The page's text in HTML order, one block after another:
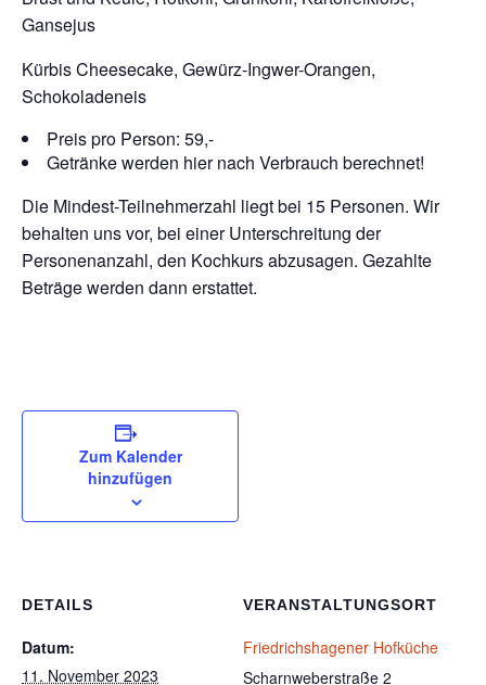
Gansejus
Kürbis Cheesecake, Gewürz-Ingwer-Orangen,
Schokoladeneis
Preis pro Person: 59,-
Getränke werden hier nach Verbrauch berechnet!
Die Mindest-Teilnehmerzahl liegt bei 15 Personen. Wir
behalten uns vor, bei einer Unterschreitung der
Personenanzahl, den Kochkurs abzusagen. Gezahlte
Beträge werden dann erstattet.
Zum Kalender
hinzufügen
DETAILS
Datum:
11. November 2023
VERANSTALTUNGSORT
Friedrichshagener Hofküche
Scharnweberstraße 2